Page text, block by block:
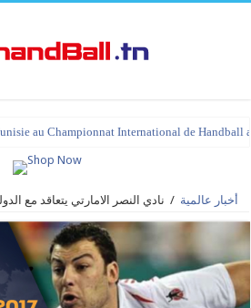
au Championnat International de Handball
2023 : programme et liste des joueurs
أخبار عالمية / نادي النصر الامارتي يتعاقد مع